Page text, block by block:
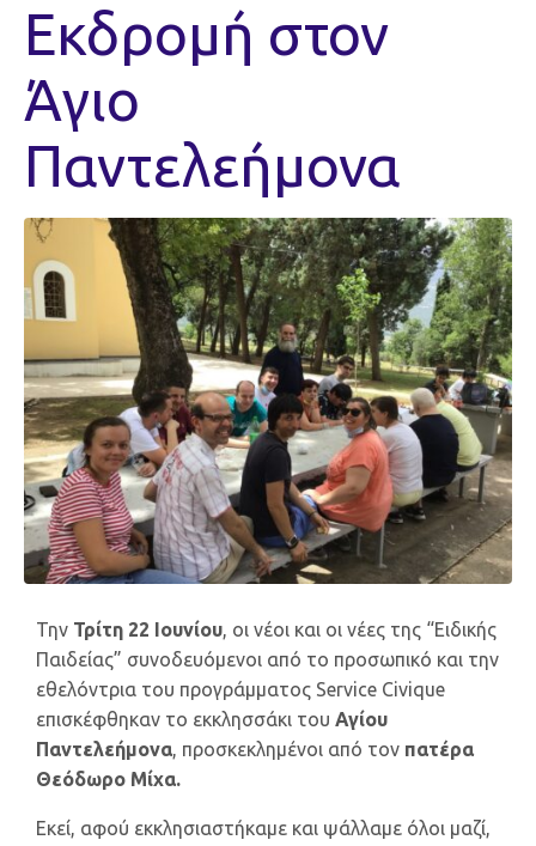
Εκδρομή στον
Άγιο
Παντελεήμονα
Την Τρίτη 22 Ιουνίου, οι νέοι και οι νέες της “Ειδικής
Παιδείας” συνοδευόμενοι από το προσωπικό και την
εθελόντρια του προγράμματος Service Civique
επισκέφθηκαν το εκκλησσάκι του Αγίου
Παντελεήμονα, προσκεκλημένοι από τον πατέρα
Θεόδωρο Μίχα.
Εκεί, αφού εκκλησιαστήκαμε και ψάλλαμε όλοι μαζί,